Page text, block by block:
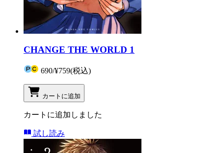
CHANGE THE WORLD 1
690/¥759(税込)
カートに追加
カートに追加しました
試し読み